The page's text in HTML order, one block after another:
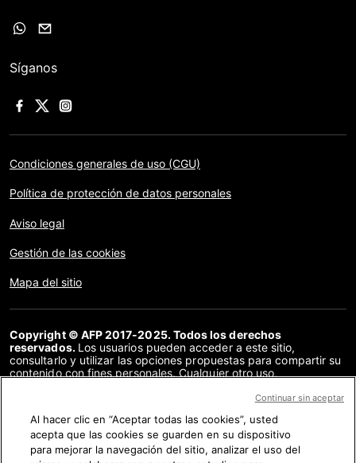
Síganos
Condiciones generales de uso (CGU)
Política de protección de datos personales
Aviso legal
Gestión de las cookies
Mapa del sitio
Copyright © AFP 2017-2025. Todos los derechos
reservados. Los usuarios pueden acceder a este sitio,
consultarlo y utilizar las opciones propuestas para compartir su
contenido con fines personales. Cualquier otro uso,
distribución del contenido de este sitio, en su totalidad o en
acuerdo específico firmado con la AFP, está estrictamente
prohibido. Los elementos analizados en cada verificación se
presentan o se enlazan en tanto en cuanto son necesarios para
Al hacer clic en “Aceptar todas las cookies”, usted
acepta que las cookies se guarden en su dispositivo
para mejorar la navegación del sitio, analizar el uso del
Continuar sin aceptar